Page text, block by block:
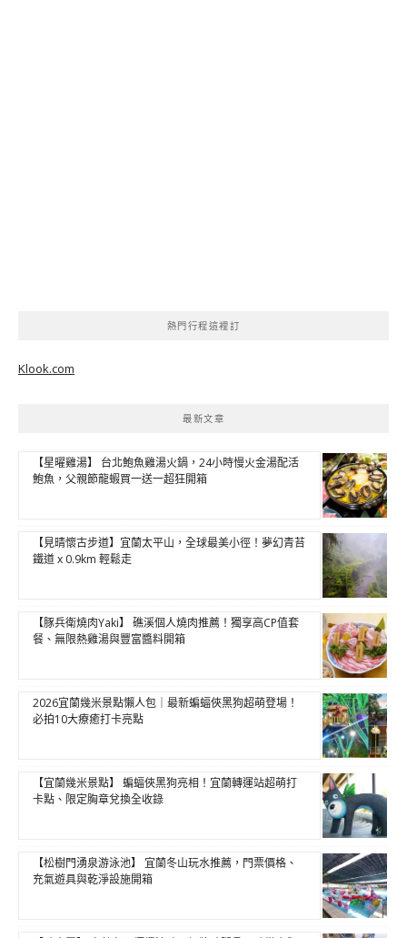
熱門行程這裡訂
Klook.com
最新文章
【星曜雞湯】 台北鮑魚雞湯火鍋，24小時慢火金湯配活
鮑魚，父親節龍蝦買一送一超狂開箱
【見晴懷古步道】宜蘭太平山，全球最美小徑！夢幻青苔
鐵道 x 0.9km 輕鬆走
【豚兵衛燒肉Yaki】 礁溪個人燒肉推薦！獨享高CP值套
餐、無限熱雞湯與豐富醬料開箱
2026宜蘭幾米景點懶人包｜最新蝙蝠俠黑狗超萌登場！
必拍10大療癒打卡亮點
【宜蘭幾米景點】 蝙蝠俠黑狗亮相！宜蘭轉運站超萌打
卡點、限定胸章兌換全收錄
【松樹門湧泉游泳池】 宜蘭冬山玩水推薦，門票價格、
充氣遊具與乾淨設施開箱